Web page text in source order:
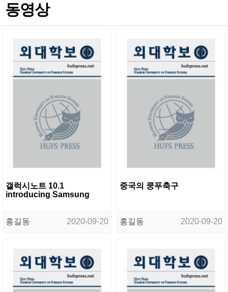
동영상
갤럭시노트 10.1
introducing Samsung
홍길동 2020-09-20
중국의 쿵푸축구
홍길동 2020-09-20